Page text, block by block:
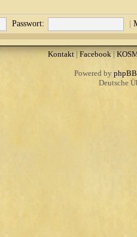
Passwort: |
Kontakt| Facebook|
Powered by phpBB
Deutsche